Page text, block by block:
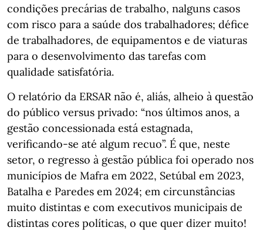
condições precárias de trabalho, nalguns casos
com risco para a saúde dos trabalhadores; défice
de trabalhadores, de equipamentos e de viaturas
para o desenvolvimento das tarefas com
qualidade satisfatória.
O relatório da ERSAR não é, aliás, alheio à questão
do público versus privado: “nos últimos anos, a
gestão concessionada está estagnada,
verificando-se até algum recuo”. É que, neste
setor, o regresso à gestão pública foi operado nos
municípios de Mafra em 2022, Setúbal em 2023,
Batalha e Paredes em 2024; em circunstâncias
muito distintas e com executivos municipais de
distintas cores políticas, o que quer dizer muito!